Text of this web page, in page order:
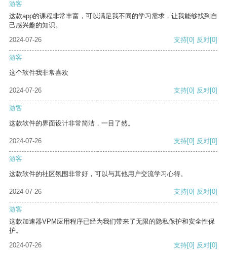
游客
这款app的课程非常丰富，可以满足我不同的学习需求，让我能够找到自
己感兴趣的知识。
2024-07-26
支持[0] 反对[0]
游客
这个软件我非常喜欢
2024-07-26 支持[0] 反对[0]
游客
这款软件的界面设计非常简洁，一目了然。
2024-07-26 支持[0] 反对[0]
游客
这款软件的社区氛围非常好，可以与其他用户交流学习心得。
2024-07-26 支持[0] 反对[0]
游客
这款加速器VPM应用程序已经为我们带来了无限的隐私保护和安全性保
护。
2024-07-26
支持[0] 反对[0]